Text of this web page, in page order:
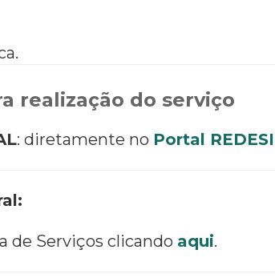
realização do serviço
: diretamente no Portal
de Serviços clicando aqui.